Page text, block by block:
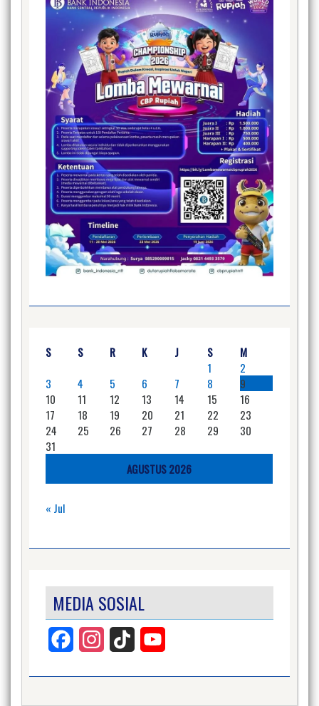
AGUSTUS 2026
S S R K J S
M
1
2
3
4 5 6 7 8
9
10
11 12 13 14 15
16
17
18 19 20 21 22
23
24
25 26 27 28 29
30
31
« Jul
MEDIA SOSIAL
Facebook InstagramTikTok